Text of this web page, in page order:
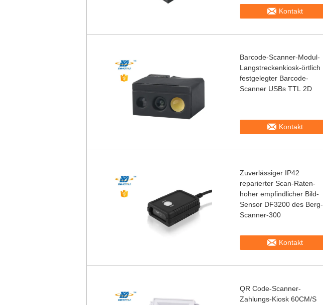
Kontakt
Barcode-Scanner-Modul-
Langstreckenkiosk-örtlich
festgelegter Barcode-
Scanner USBs TTL 2D
Kontakt
Zuverlässiger IP42
reparierter Scan-Raten-
hoher empfindlicher Bild-
Sensor DF3200 des Berg-
Scanner-300
Kontakt
QR Code-Scanner-
Zahlungs-Kiosk 60CM/S